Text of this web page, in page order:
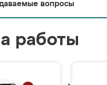
вопросы
работы